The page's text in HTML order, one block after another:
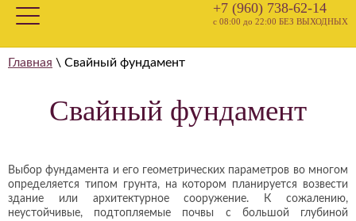
+7 (960) 738-62-14
с 08:00 до 22:00 БЕЗ ВЫХОДНЫХ
Главная \ Свайный фундамент
Свайный фундамент
Выбор фундамента и его геометрических параметров во многом
определяется типом грунта, на котором планируется возвести
здание или архитектурное сооружение. К сожалению,
неустойчивые, подтопляемые почвы с большой глубиной